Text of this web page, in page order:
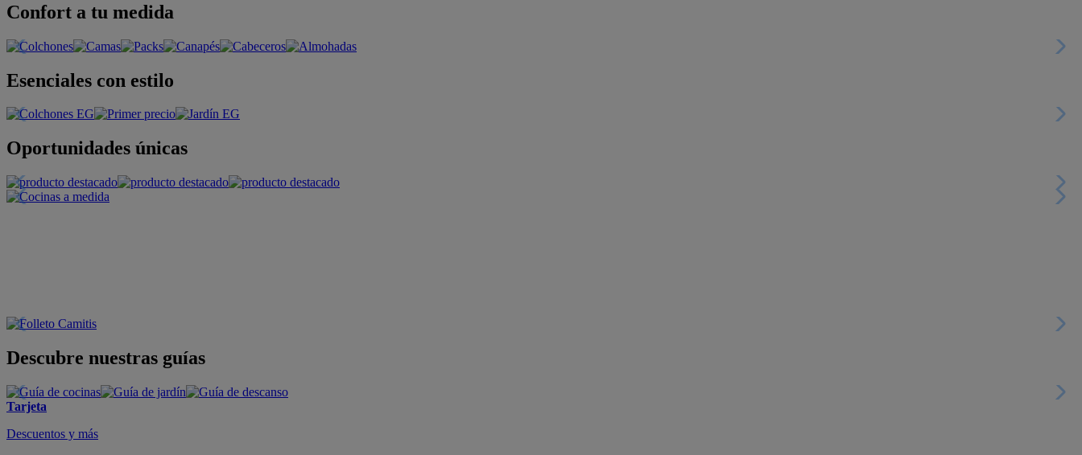
Confort a tu medida
Esenciales con estilo
Oportunidades únicas
Descubre nuestras guías
Tarjeta
Descuentos y más